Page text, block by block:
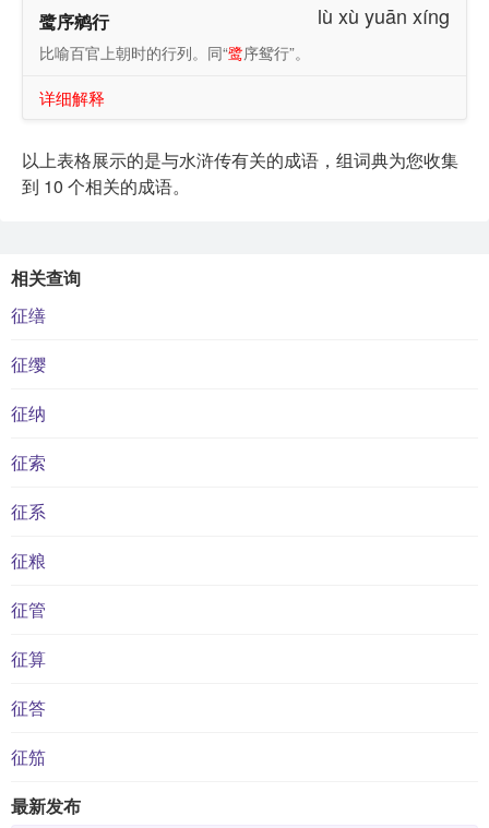
鹭序鹓行 lù xù yuān xíng
比喻百官上朝时的行列。同“鹭序鸳行”。
详细解释
以上表格展示的是与水浒传有关的成语，组词典为您收集
到 10 个相关的成语。
相关查询
征缮
征缨
征纳
征索
征系
征粮
征管
征算
征答
征笳
最新发布